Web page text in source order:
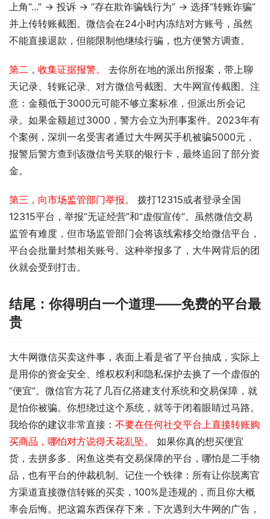
上角“...” -> 投诉 -> “存在欺诈骗钱行为” -> 选择“转账诈骗”
并上传转账截图。微信会在24小时内冻结对方账号，虽然
不能直接退款，但能限制他继续行骗，也方便警方调查。
第二，收集证据报警。
去你所在地的派出所报案，带上聊
天记录、转账记录、对方微信号截图、大牛网宣传截图。注
意：金额低于3000元可能不够立案标准，但派出所会记
录。如果金额超过3000，警方会立为刑事案件。2023年有
个案例，深圳一名受害者通过大牛网买手机被骗5000元，
报警后警方查到该微信号关联的银行卡，最终追回了部分资
金。
第三，向市场监管部门举报。
拨打12315或者登录全国
12315平台，举报“无证经营”和“虚假宣传”。虽然微信交易
监管有难度，但市场监管部门会将该线索移交给微信平台，
平台会批量封禁相关账号。这种举报多了，大牛网背后的团
伙就会受到打击。
结尾：你得明白一个道理——免费的平台最
贵
大牛网微信买卖这件事，表面上看是省了平台抽成，实际上
是用你的资金安全、维权权利和隐私保护去换了一个虚假的
“便宜”。微信官方花了几百亿搭建支付系统和交易保障，就
是怕你被骗。你想绕过这个系统，就等于闭着眼睛过马路。
我给你的建议非常直接： 不要在任何社交平台上直接转账购
买商品，哪怕对方说得天花乱坠。
如果你真的想买便宜
货，去拼多多、闲鱼这类有交易保障的平台，哪怕是二手物
品，也有平台的仲裁机制。记住一个铁律：所有让你脱离官
方渠道直接微信转账的买卖，100%是违规的，而且你大概
率会后悔。把这篇东西保存下来，下次遇到大牛网的广告，